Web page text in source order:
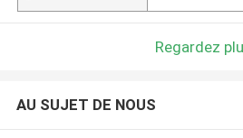
Regardez
AU SUJET DE NOUS